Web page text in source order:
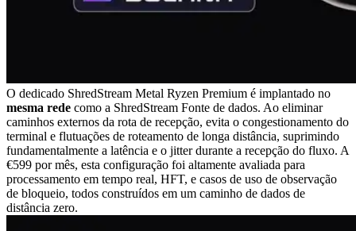
O dedicado ShredStream Metal Ryzen Premium é implantado no
mesma rede como a ShredStream Fonte de dados. Ao eliminar
caminhos externos da rota de recepção, evita o congestionamento do
terminal e flutuações de roteamento de longa distância, suprimindo
fundamentalmente a latência e o jitter durante a recepção do fluxo. A
€599 por mês, esta configuração foi altamente avaliada para
processamento em tempo real, HFT, e casos de uso de observação
de bloqueio, todos construídos em um caminho de dados de
distância zero.